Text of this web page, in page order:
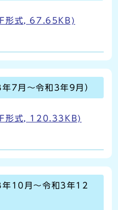
形式, 67.65KB)
7月～令和3年9月）
形式, 120.33KB)
年10月～令和3年12